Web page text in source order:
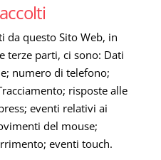
da questo Sito Web, in
terze parti, ci sono: Dati
numero di telefono;
risposte alle
eventi relativi ai
del mouse;
eventi touch.